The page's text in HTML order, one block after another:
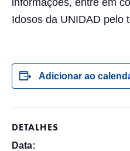
informações, entre em
Idosos da UNIDAD pelo
Adicionar ao
DETALHES
Data: